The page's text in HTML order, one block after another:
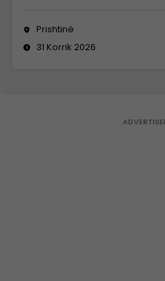
Prishtinë
31 Korrik 2026